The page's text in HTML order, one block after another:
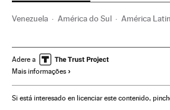
Venezuela América do Sul América
Adere a
Mais informações
Si está interesado en licenciar este contenido,